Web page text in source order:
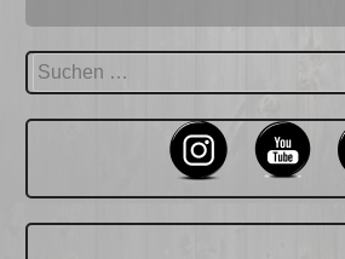
Suchen
nach: